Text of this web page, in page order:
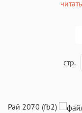
стр.
Рай 2070 (fb2)